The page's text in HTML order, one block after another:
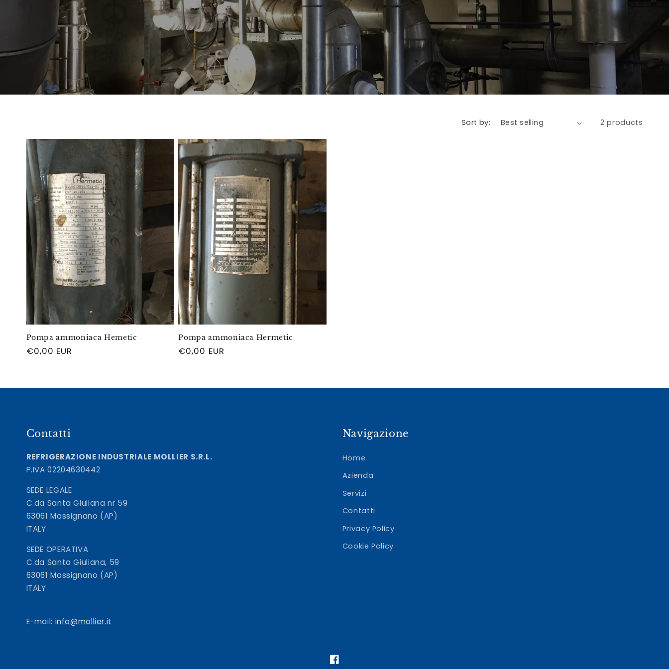
Sort by: 2 products
Pompa ammoniaca Hemetic
Regular
€0,00 EUR
Pompa ammoniaca Hermetic
Regular
€0,00 EUR
Contatti
REFRIGERAZIONE INDUSTRIALE MOLLIER S.R.L.
P.IVA 02204630442
SEDE LEGALE
C.da Santa Giuliana nr 59
63061 Massignano (AP)
ITALY
SEDE OPERATIVA
C.da Santa Giuliana, 59
63061 Massignano (AP)
ITALY
E-mail: info@mollier.it
Navigazione
Home
Azienda
Servizi
Contatti
Privacy Policy
Cookie Policy
Facebook